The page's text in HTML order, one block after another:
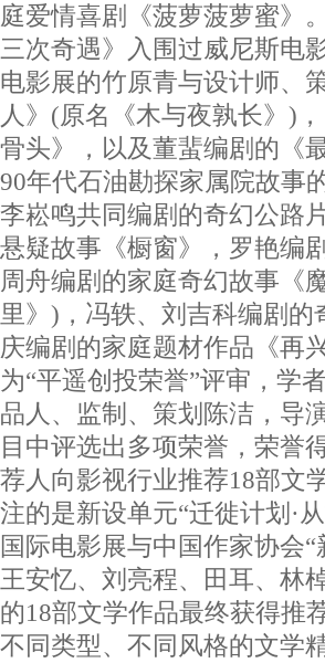
庭爱情喜剧《菠萝菠萝蜜
三次奇遇》入围过威尼斯电
电影展的竹原青与设计师、
人》(原名《木与夜孰长》)
骨头》，以及董蜚编剧的《
90年代石油勘探家属院故事
李崧鸣共同编剧的奇幻公路
悬疑故事《橱窗》，罗艳编
周舟编剧的家庭奇幻故事《
里》)，冯轶、刘吉科编剧
庆编剧的家庭题材作品《
为“平遥创投荣誉”评审，学
品人、监制、策划陈洁，导
目中评选出多项荣誉，荣
荐人向影视行业推荐18部
注的是新设单元“迁徙计划·
国际电影展与中国作家协会
王安忆、刘亮程、田耳、林
的18部文学作品最终获得
不同类型、不同风格的文学